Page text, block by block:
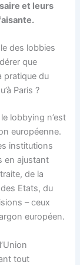
et leurs
des lobbies
que
pratique du
Paris ?
lobbying n’est
européenne.
institutions
en ajustant
de la
Etats, du
– ceux
européen.
tout